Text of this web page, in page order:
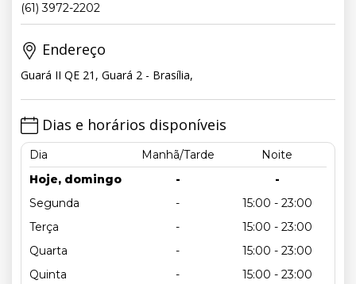
(61) 3972-2202
Endereço
Guará II QE 21, Guará 2 - Brasília,
Dias e horários disponíveis
Dia Manhã/Tarde
Noite
Hoje, domingo
-
-
Segunda
-
15:00 - 23:00
Terça
-
15:00 - 23:00
Quarta
-
15:00 - 23:00
Quinta
-
15:00 - 23:00